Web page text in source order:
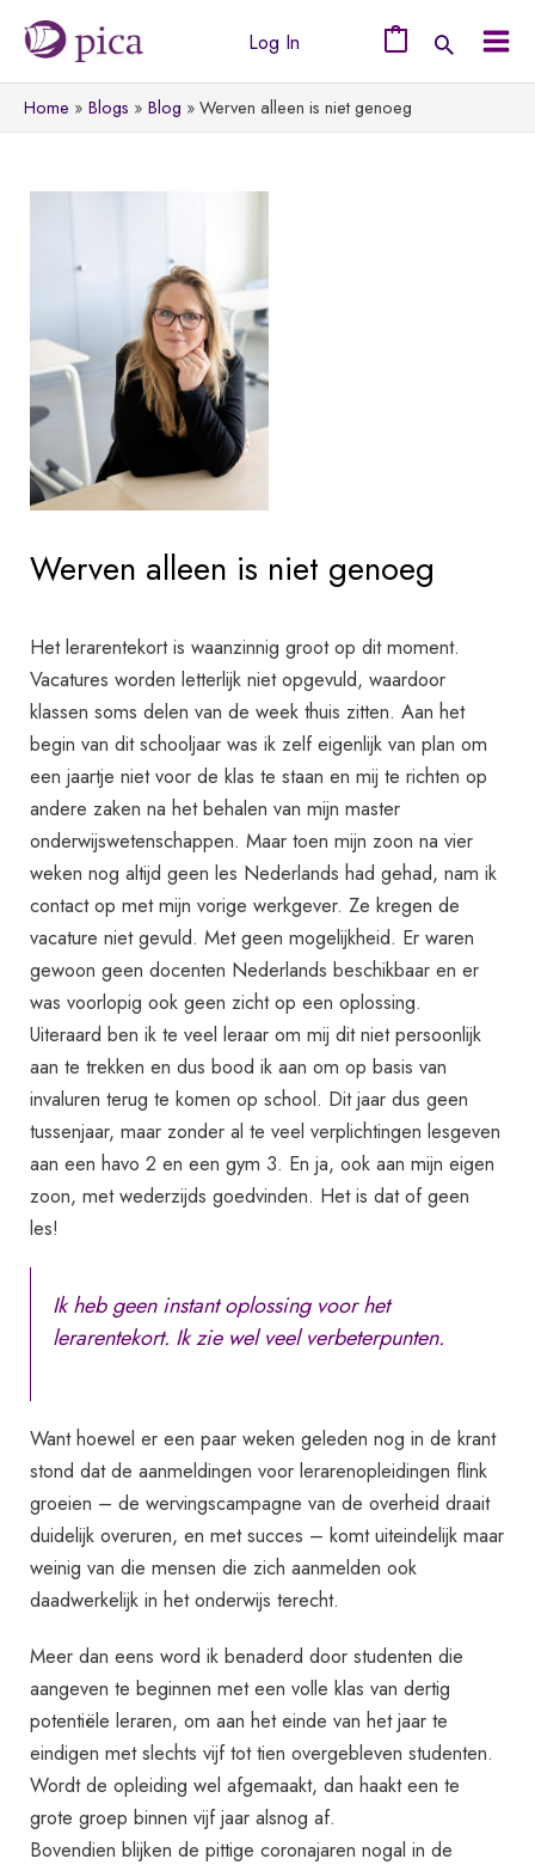
naar
de
inhoud
Log In
Home Blogs Blog Werven alleen is niet genoeg
Werven alleen is niet genoeg
Het lerarentekort is waanzinnig groot op dit moment.
Vacatures worden letterlijk niet opgevuld, waardoor
klassen soms delen van de week thuis zitten. Aan het
begin van dit schooljaar was ik zelf eigenlijk van plan om
een jaartje niet voor de klas te staan en mij te richten op
andere zaken na het behalen van mijn master
onderwijswetenschappen. Maar toen mijn zoon na vier
weken nog altijd geen les Nederlands had gehad, nam ik
contact op met mijn vorige werkgever. Ze kregen de
vacature niet gevuld. Met geen mogelijkheid. Er waren
gewoon geen docenten Nederlands beschikbaar en er
was voorlopig ook geen zicht op een oplossing.
Uiteraard ben ik te veel leraar om mij dit niet persoonlijk
aan te trekken en dus bood ik aan om op basis van
invaluren terug te komen op school. Dit jaar dus geen
tussenjaar, maar zonder al te veel verplichtingen lesgeven
aan een havo 2 en een gym 3. En ja, ook aan mijn eigen
zoon, met wederzijds goedvinden. Het is dat of geen
les!
Ik heb geen instant oplossing voor het
lerarentekort. Ik zie wel veel verbeterpunten.
Want hoewel er een paar weken geleden nog in de krant
stond dat de aanmeldingen voor lerarenopleidingen flink
groeien – de wervingscampagne van de overheid draait
duidelijk overuren, en met succes – komt uiteindelijk maar
weinig van die mensen die zich aanmelden ook
daadwerkelijk in het onderwijs terecht.
Meer dan eens word ik benaderd door studenten die
aangeven te beginnen met een volle klas van dertig
potentiële leraren, om aan het einde van het jaar te
eindigen met slechts vijf tot tien overgebleven studenten.
Wordt de opleiding wel afgemaakt, dan haakt een te
grote groep binnen vijf jaar alsnog af.
Bovendien blijken de pittige coronajaren nogal in de